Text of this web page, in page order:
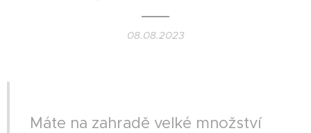
08.08.2023
Máte na zahradě velké množství